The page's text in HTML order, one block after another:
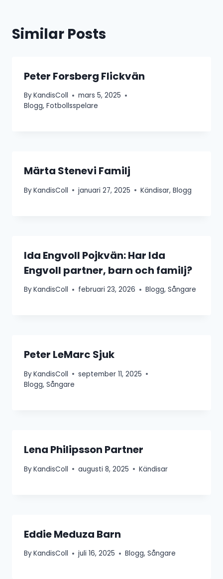
Similar Posts
Peter Forsberg Flickvän
ByKandisColl
mars 5, 2025
Blogg, Fotbollsspelare
Märta Stenevi Familj
ByKandisColl januari 27, 2025 Kändisar,Blogg
Ida Engvoll Pojkvän: Har Ida
Engvoll partner, barn och familj?
ByKandisColl februari 23, 2026 Blogg,Sångare
Peter LeMarc Sjuk
ByKandisColl
september 11, 2025
Blogg, Sångare
Lena Philipsson Partner
ByKandisColl augusti 8, 2025 Kändisar
Eddie Meduza Barn
ByKandisColl juli 16, 2025 Blogg,Sångare